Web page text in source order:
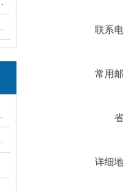
联系
常用
详细